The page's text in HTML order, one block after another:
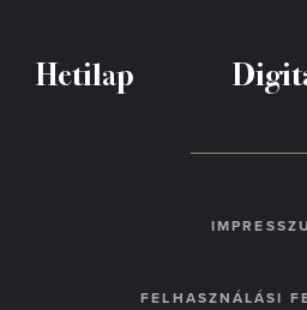
Hetilap
FELHASZNÁLÁSI